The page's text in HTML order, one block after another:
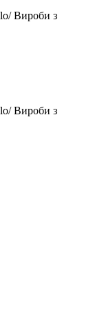
Вироби з
Вироби з